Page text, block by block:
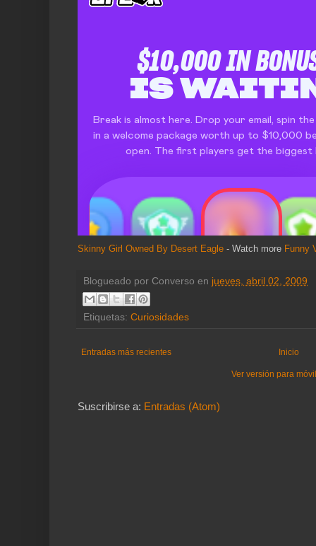
Skinny Girl Owned By Desert Eagle - Watch more Funny
Blogueado por Converso en jueves, abril 02, 2009
Etiquetas: Curiosidades
Entradas más recientes Inicio
Ver versión para
Suscribirse a: Entradas (Atom)